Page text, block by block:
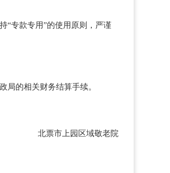
“专款专用”的使用原则，严谨
局的相关财务结算手续。
北票市上园区域敬老院